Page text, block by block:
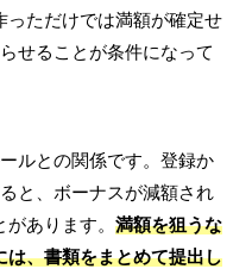
っただけでは満額が確定せ
せることが条件になって
ルとの関係です。登録か
と、ボーナスが減額され
あります。 満額を狙うな
は、書類をまとめて提出し